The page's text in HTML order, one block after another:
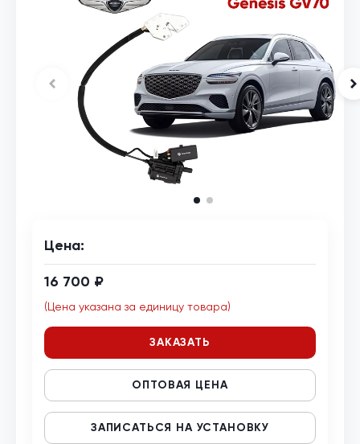
Цена:
16 700 ₽
(Цена указана за единицу товара)
ЗАКАЗАТЬ
ОПТОВАЯ ЦЕНА
ЗАПИСАТЬСЯ НА УСТАНОВКУ